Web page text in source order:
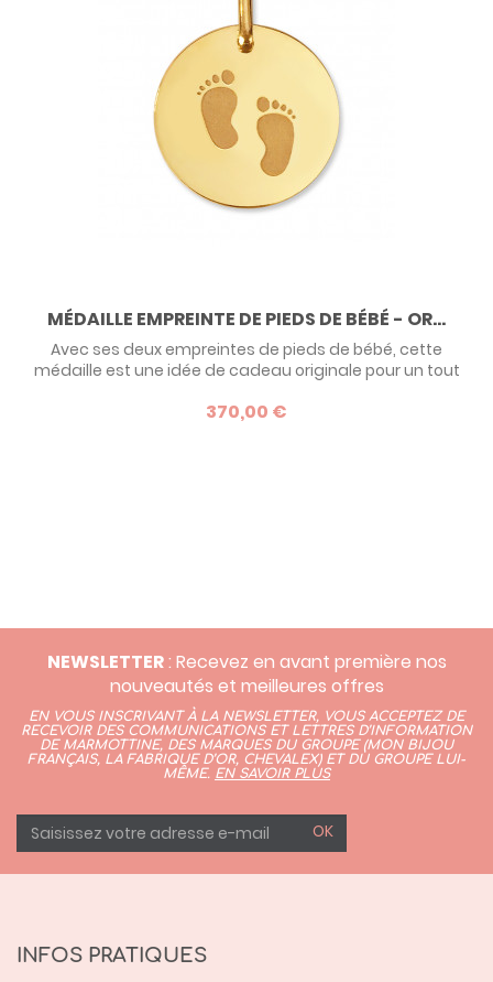
MÉDAILLE EMPREINTE DE PIEDS DE BÉBÉ - OR...
Avec ses deux empreintes de pieds de bébé, cette
médaille est une idée de cadeau originale pour un tout
l'accompagnement de son parrain et de sa marraine vers
370,00 €
NEWSLETTER: Recevez en avant première nos
nouveautés et meilleures offres
EN VOUS INSCRIVANT À LA NEWSLETTER, VOUS ACCEPTEZ DE
RECEVOIR DES COMMUNICATIONS ET LETTRES D’INFORMATION
DE MARMOTTINE, DES MARQUES DU GROUPE (MON BIJOU
FRANÇAIS, LA FABRIQUE D’OR, CHEVALEX)ET DU GROUPE LUI-
MÊME. EN SAVOIR PLUS
OK
INFOS PRATIQUES